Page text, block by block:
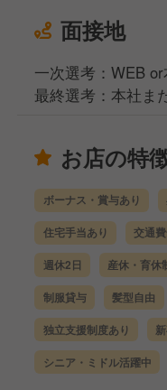
面接地
一次選考：WEB
最終選考：本社ま
お店の特
ボーナス・賞与あり
住宅手当あり 交通
週休2日 産休・育休
制服貸与 髪型自由
独立支援制度あり
シニア・ミドル活躍中